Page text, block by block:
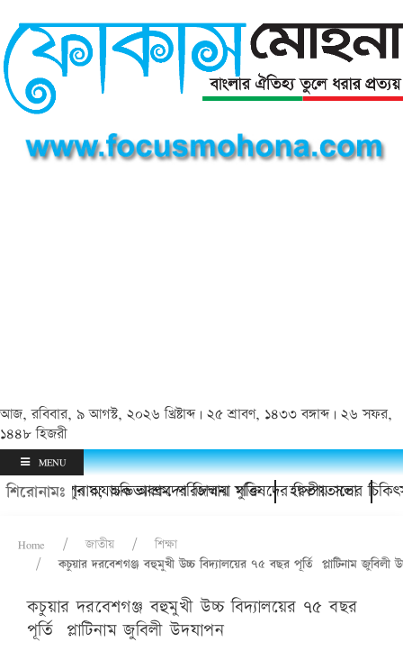
আজ, রবিবার, ৯ আগস্ট, ২০২৬ খ্রিষ্টাব্দ | ২৫ শ্রাবণ, ১৪৩৩ বঙ্গাব্দ | ২৬ সফর,
১৪৪৮ হিজরী
MENU
শিরোনামঃথানায়; অভিভাবকদের জিম্মায় মুক্তি হাসপাতালের
চাঁদপুর অযাচক আশ্রম পরিচালনা পরিষদের দ্বিতীয় সভা
Home জাতীয়
শিক্ষা
কচুয়ার দরবেশগঞ্জ বহুমুখী উচ্চ বিদ্যালয়ের ৭৫ বছর পূর্তি প্লাটিনাম জুবিলী
কচুয়ার দরবেশগঞ্জ বহুমুখী উচ্চ বিদ্যালয়ের ৭৫ বছর
পূর্তি প্লাটিনাম জুবিলী উদযাপন